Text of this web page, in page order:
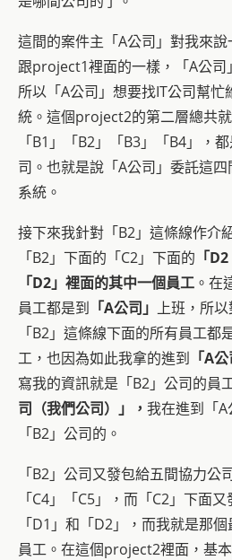
這間的案件主「A公司」對我來說
跟project1裡面的一樣，「A公司
所以「A公司」想要找IT公司幫
統。這個project2的第二層總共
「B1」「B2」「B3」「B4」，
司。也就是說「A公司」委託這
系統。
接下來我針對「B2」這條線作介
「B2」下面的「C2」下面的 「
「D2」裡面的其中一個員工 。在
員工都是到 「A公司」 上班，所
「B2」這條線下面的所有員工都
工，也因為如此我拿的進到 「A公
寫我的資訊就是「B2」公司的員
司 （我們公司）」， 我在進到「
「B2」公司的。
「B2」公司又發包給五間協力公
「C4」「C5」，而「C2」下面
「D1」和「D2」，而我就是那
員工。在這個project2裡面，基